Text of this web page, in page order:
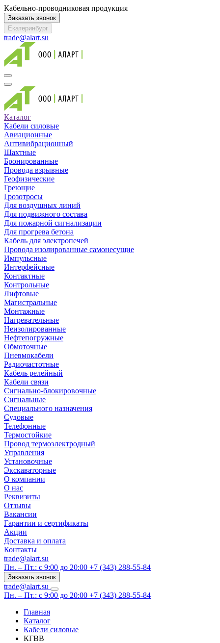
Кабельно-проводниковая продукция
Заказать звонок
Екатеринбург
trade@alart.su
Каталог
Кабели силовые
Авиационные
Антивибрационный
Шахтные
Бронированные
Провода взрывные
Геофизические
Греющие
Грозотросы
Для воздушных линий
Для подвижного состава
Для пожарной сигнализации
Для прогрева бетона
Кабель для электропечей
Провода изолированные самонесущие
Импульсные
Интерфейсные
Контактные
Контрольные
Лифтовые
Магистральные
Монтажные
Нагревательные
Неизолированные
Нефтепогружные
Обмоточные
Пневмокабели
Радиочастотные
Кабель релейный
Кабели связи
Сигнально-блокировочные
Сигнальные
Специального назначения
Судовые
Телефонные
Термостойкие
Провод термоэлектродный
Управления
Установочные
Экскаваторные
О компании
О нас
Реквизиты
Отзывы
Вакансии
Гарантии и сертификаты
Акции
Доставка и оплата
Контакты
trade@alart.su
Пн. – Пт.: с 9:00 до 20:00 +7 (343) 288-55-84
Заказать звонок
trade@alart.su
Пн. – Пт.: с 9:00 до 20:00 +7 (343) 288-55-84
Главная
Каталог
Кабели силовые
КГВВ